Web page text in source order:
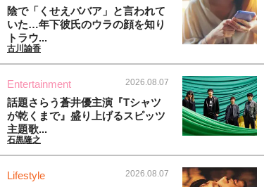
陰で「くせえババア」と言われて
いた…年下彼氏のウラの顔を知り
トラウ...
古川諭香
Entertainment 2026.08.07
話題さらう蒼井優主演『Tシャツ
が乾くまで』盛り上げるスピッツ
主題歌...
石黒隆之
Lifestyle 2026.08.07